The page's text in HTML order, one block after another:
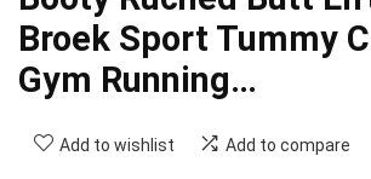
Broek Sport Tummy
Gym Running…
Add to wishlist Add to compare